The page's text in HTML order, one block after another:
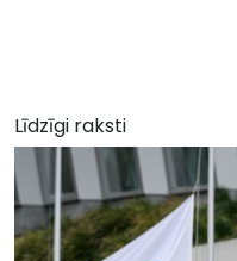
Līdzīgi raksti